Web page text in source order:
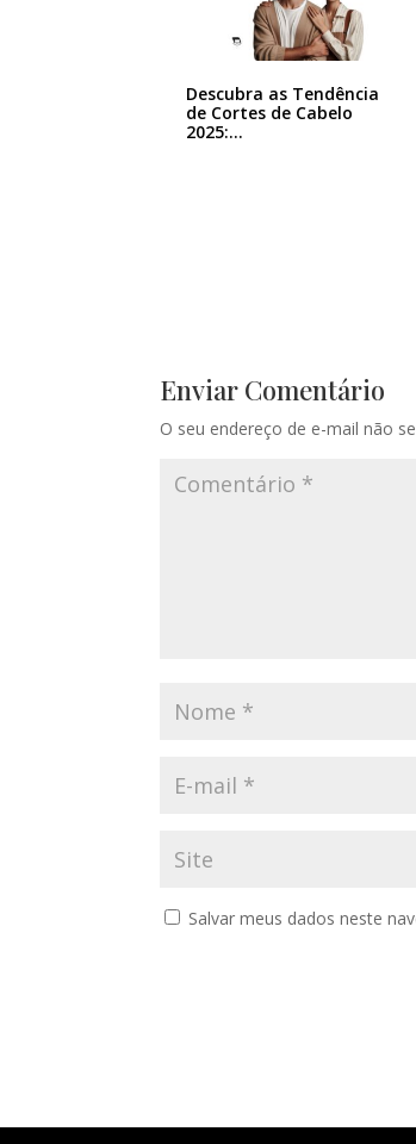
Descubra as Tendência
de Cortes de Cabelo
2025:…
Enviar Comentário
O seu endereço de e-mail não
Salvar meus dados neste